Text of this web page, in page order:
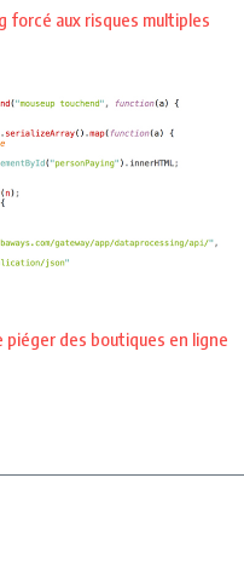
forcé aux risques multiples
piéger des boutiques en ligne